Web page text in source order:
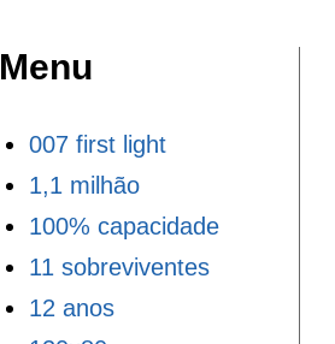
Menu
007 first light
1,1 milhão
100% capacidade
11 sobreviventes
12 anos